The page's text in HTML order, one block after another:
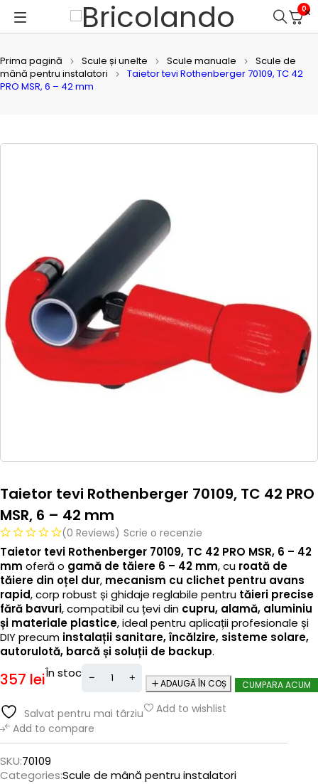
0
Prima pagină Scule și unelte Scule manuale
Scule de
mână pentru instalatori
Taietor tevi Rothenberger 70109, TC 42
PRO MSR, 6 – 42 mm
Taietor tevi Rothenberger 70109, TC 42 PRO
MSR, 6 – 42 mm
(0 Reviews) Scrie o recenzie
Taietor tevi Rothenberger 70109, TC 42 PRO MSR, 6 – 42
mm oferă o gamă de tăiere 6 – 42 mm, cu roată de
tăiere din oțel dur, mecanism cu clichet pentru avans
rapid, corp robust și ghidaje reglabile pentru tăieri precise
fără bavuri, compatibil cu țevi din cupru, alamă, aluminiu
și materiale plastice, ideal pentru aplicații profesionale și
DIY precum instalații sanitare, încălzire, sisteme solare,
autorulotă, barcă și soluții de backup.
357 leiÎn stoc
ADAUGĂ ÎN COȘ CUMPARA ACUM
Salvat pentru mai târziu
Add to wishlist
Add to compare
SKU:70109
Categories:Scule de mână pentru instalatori